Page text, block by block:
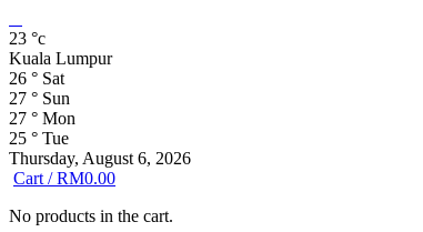
23 °c
Kuala Lumpur
26 ° Sat
27 ° Sun
27 ° Mon
25 ° Tue
Thursday, August 6, 2026
Cart /RM0.00
No products in the cart.